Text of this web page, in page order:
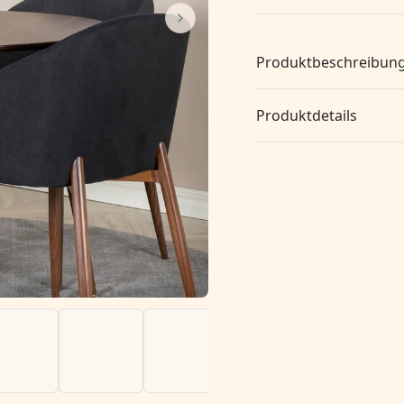
Produktdetails